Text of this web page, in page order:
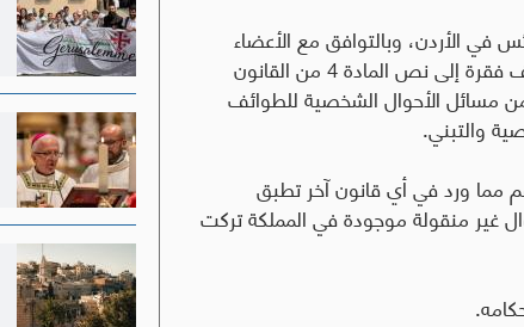
في الأردن، وبالتوافق مع الأعضاء
المسيحين في مجلسي الأعيان والنواب وبموجب التعديل ستضاف فقرة إلى نص المادة 4 من القانون
مسائل الأحوال الشخصية للطوائف
والتبني.
"على الرغم مما ورد في أي قانون آخر تطبق
غير منقولة موجودة في المملكة تركت